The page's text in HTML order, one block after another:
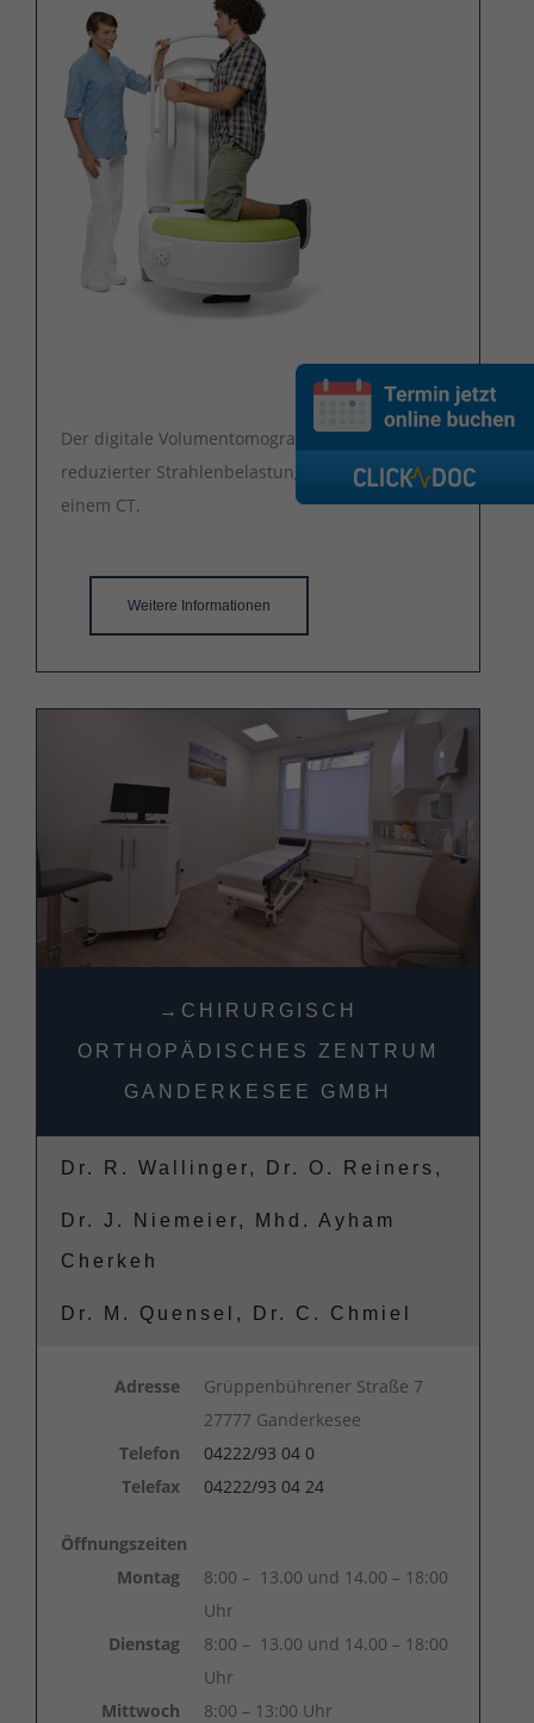
Der digitale Volumentomograph mit signifikant
reduzierter Strahlenbelastung im Vergleich zu
einem CT.
Weitere Informationen
→CHIRURGISCH
ORTHOPÄDISCHES ZENTRUM
GANDERKESEE GMBH
Dr. R. Wallinger, Dr. O. Reiners,
Dr. J. Niemeier, Mhd. Ayham
Cherkeh
Dr. M. Quensel, Dr. C. Chmiel
Adresse
Grüppenbührener Straße 7
27777 Ganderkesee
Telefon
04222/93 04 0
Telefax
04222/93 04 24
Öffnungszeiten
Montag
8:00 – 13.00 und 14.00 – 18:00
Uhr
Dienstag
8:00 – 13.00 und 14.00 – 18:00
Uhr
Mittwoch
8:00 – 13:00 Uhr